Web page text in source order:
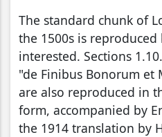
The standard chunk of
the 1500s is
interested. Sections
"de Finibus Bonorum et
are also reproduced in
form, accompanied by
the 1914 translation by